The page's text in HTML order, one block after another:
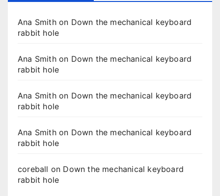
Ana Smithon Down the mechanical keyboard
rabbit hole
Ana Smithon Down the mechanical keyboard
rabbit hole
Ana Smithon Down the mechanical keyboard
rabbit hole
Ana Smithon Down the mechanical keyboard
rabbit hole
coreball on Down the mechanical keyboard
rabbit hole